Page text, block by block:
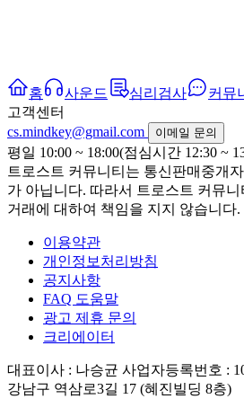
홈 사운드 심리검사 커뮤
고객센터
cs.mindkey@gmail.com
이메일 문의
평일 10:00 ~ 18:00(점심시간 12:30 ~
트로스트 커뮤니티는 통신판매중개
가 아닙니다. 따라서 트로스트 커뮤
거래에 대하여 책임을 지지 않습니다.
이용약관
개인정보처리방침
공지사항
FAQ 도움말
광고 제휴 문의
크리에이터
대표이사 : 나승균 사업자등록번호 :
강남구 역삼로3길 17 (혜진빌딩 8층)